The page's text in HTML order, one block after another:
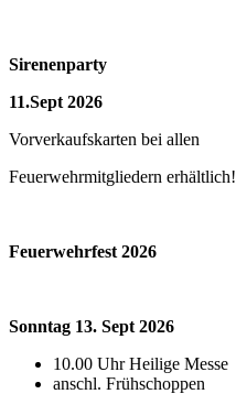
Sirenenparty
11.Sept 2026
Vorverkaufskarten bei allen
Feuerwehrmitgliedern erhältlich!
Feuerwehrfest 2026
Sonntag 13. Sept 2026
10.00 Uhr Heilige Messe
anschl. Frühschoppen